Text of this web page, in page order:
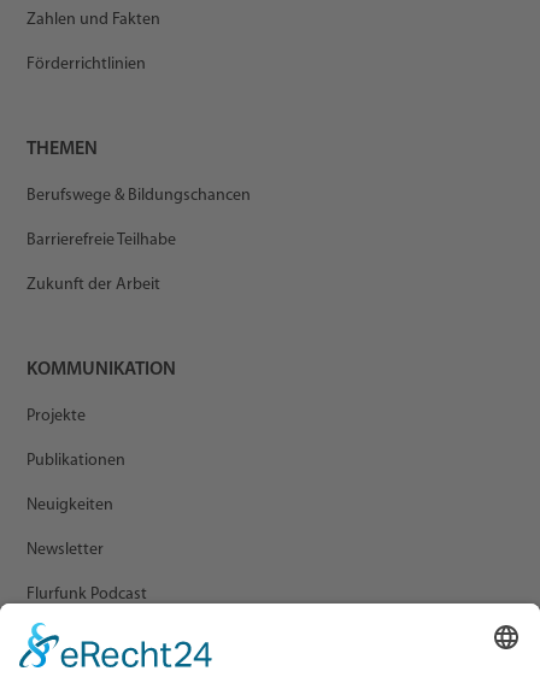
Zahlen und Fakten
Förderrichtlinien
THEMEN
Berufswege & Bildungschancen
Barrierefreie Teilhabe
Zukunft der Arbeit
KOMMUNIKATION
Projekte
Publikationen
Neuigkeiten
Newsletter
Flurfunk Podcast